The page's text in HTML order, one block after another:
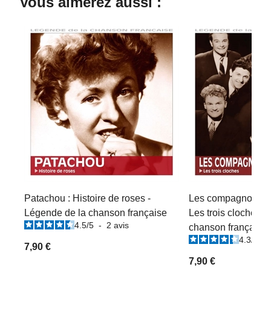
Patachou : Histoire de roses -
Légende de la chanson française
4.5/5 - 2 avis
7,90 €
Les compagnons
Les trois cloches -
chanson française
4.3/
7,90 €